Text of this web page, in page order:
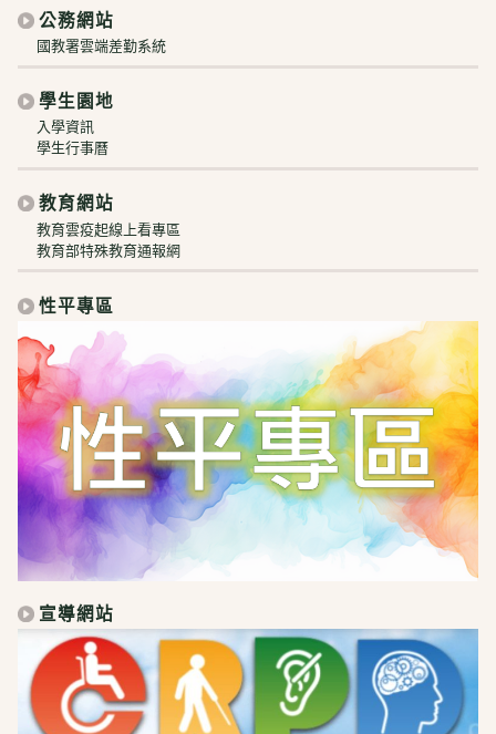
公務網站
國教署雲端差勤系統
學生園地
入學資訊
學生行事曆
教育網站
教育雲疫起線上看專區
教育部特殊教育通報網
性平專區
宣導網站